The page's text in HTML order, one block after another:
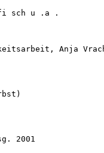
fi sch u .a .
Anja
2001